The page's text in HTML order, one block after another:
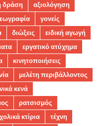
δράση
αξιολόγηση
γονείς
διώξεις
ειδική αγωγή
εργατικό ατύχημα
κινητοποιήσεις
μελέτη περιβάλλοντος
κενά
ρατσισμός
κτίρια
τέχνη